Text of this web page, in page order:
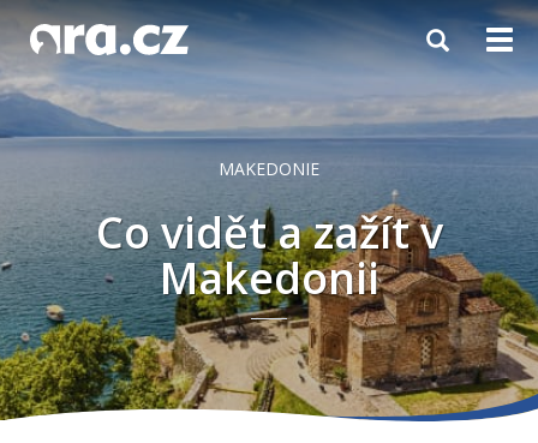
Toggle
navigation
MAKEDONIE
Co vidět a zažít v
Makedonii